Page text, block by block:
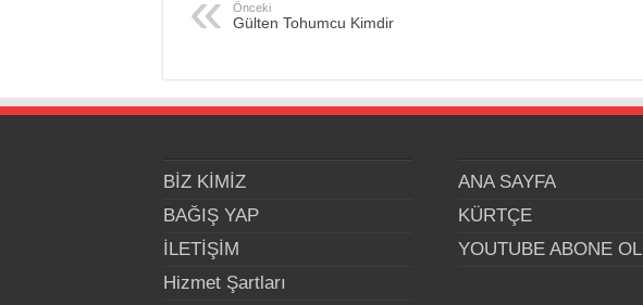
Önceki
Gülten Tohumcu Kimdir
BİZ KİMİZ
BAĞIŞ YAP
İLETİŞİM
Hizmet Şartları
ANA SAYFA
KÜRTÇE
YOUTUBE ABONE OL